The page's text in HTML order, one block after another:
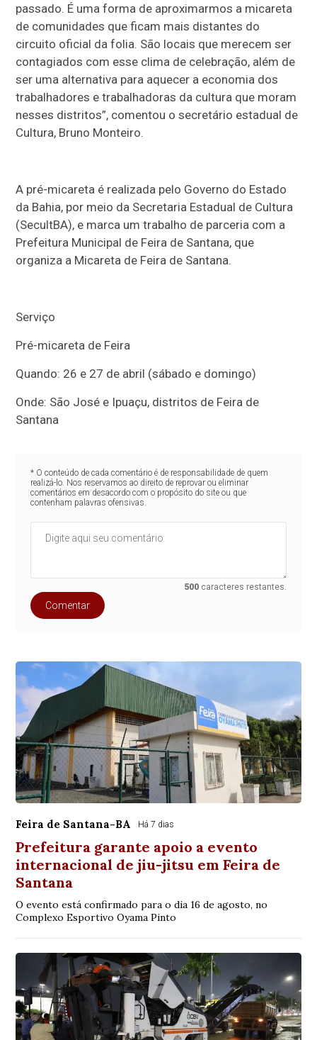
passado. É uma forma de aproximarmos a micareta
de comunidades que ficam mais distantes do
circuito oficial da folia. São locais que merecem ser
contagiados com esse clima de celebração, além de
ser uma alternativa para aquecer a economia dos
trabalhadores e trabalhadoras da cultura que moram
nesses distritos”, comentou o secretário estadual de
Cultura, Bruno Monteiro.
A pré-micareta é realizada pelo Governo do Estado
da Bahia, por meio da Secretaria Estadual de Cultura
(SecultBA), e marca um trabalho de parceria com a
Prefeitura Municipal de Feira de Santana, que
organiza a Micareta de Feira de Santana.
Serviço
Pré-micareta de Feira
Quando: 26 e 27 de abril (sábado e domingo)
Onde: São José e Ipuaçu, distritos de Feira de
Santana
* O conteúdo de cada comentário é de responsabilidade de quem
realizá-lo. Nos reservamos ao direito de reprovar ou eliminar
comentários em desacordo com o propósito do site ou que
contenham palavras ofensivas.
500 caracteres restantes.
Comentar
Feira de Santana-BA Há 7 dias
Prefeitura garante apoio a evento
internacional de jiu-jitsu em Feira de
Santana
O evento está confirmado para o dia 16 de agosto, no
Complexo Esportivo Oyama Pinto